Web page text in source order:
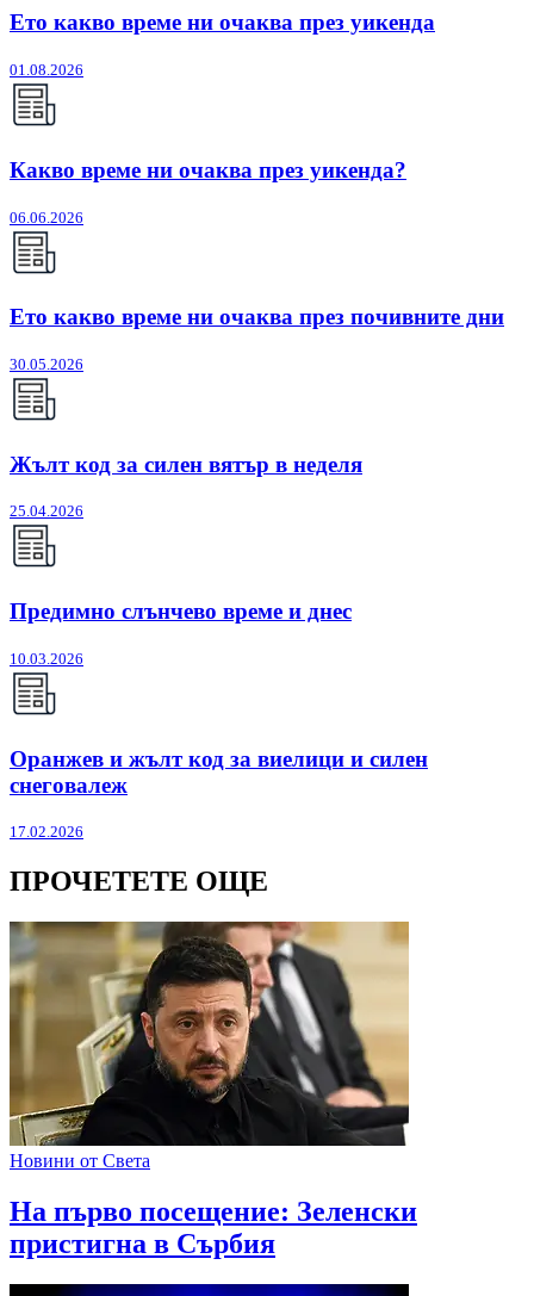
Ето какво време ни очаква през уикенда
01.08.2026
Какво време ни очаква през уикенда?
06.06.2026
Ето какво време ни очаква през почивните дни
30.05.2026
Жълт код за силен вятър в неделя
25.04.2026
Предимно слънчево време и днес
10.03.2026
Оранжев и жълт код за виелици и силен
снеговалеж
17.02.2026
ПРОЧЕТЕТЕ ОЩЕ
Новини от Света
На първо посещение: Зеленски
пристигна в Сърбия